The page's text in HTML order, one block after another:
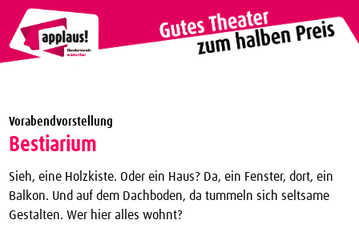
Theater Vergünstigungen
applaus!-Karte bestellen
JTC-Jugend-Theater-Club
Vorabendvorstellung
Bestiarium
Sieh, eine Holzkiste. Oder ein Haus? Da, ein Fenster, dort, ein
Balkon. Und auf dem Dachboden, da tummeln sich seltsame
Gestalten. Wer hier alles wohnt?